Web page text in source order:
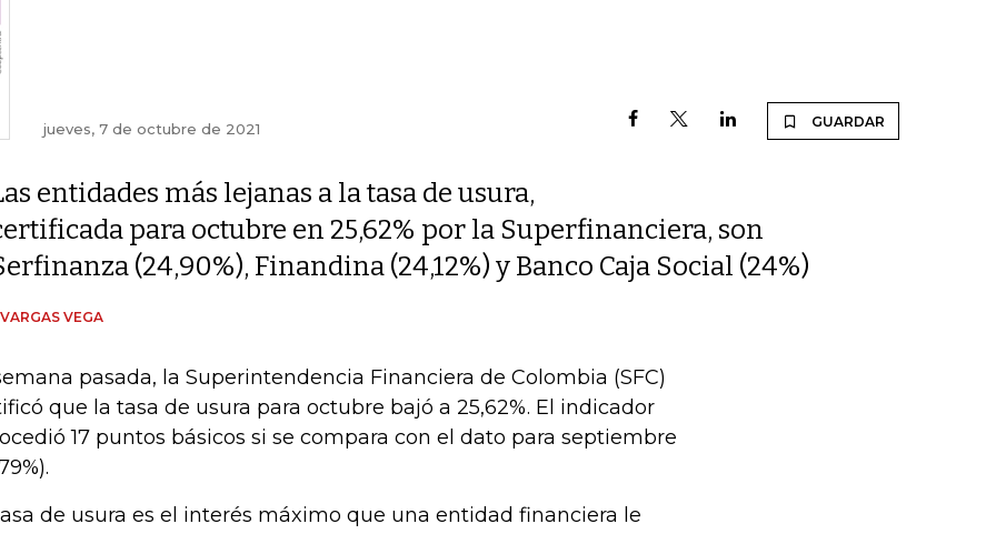
jueves, 7 de octubre de 2021 GUARDAR
entidades más lejanas a la tasa de usura,
para octubre en 25,62% por la Superfinanciera, son
(24,90%), Finandina (24,12%) y Banco Caja Social (24%)
VEGA
pasada, la Superintendencia Financiera de Colombia (SFC)
que la tasa de usura para octubre bajó a 25,62%. El indicador
17 puntos básicos si se compara con el dato para septiembre
de usura es el interés máximo que una entidad financiera le